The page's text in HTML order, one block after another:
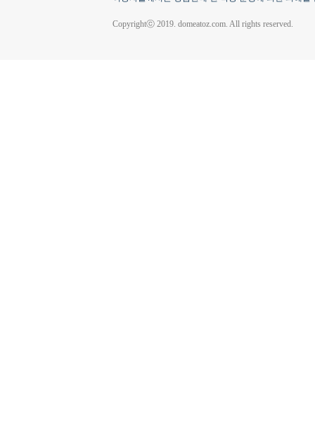
Copyrightⓒ 2019. domeatoz.com. All rights reserved.